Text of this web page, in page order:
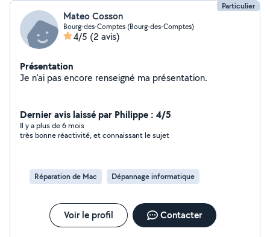
Particulier
Mateo Cosson
Bourg-des-Comptes (Bourg-des-Comptes)
4/5 (2 avis)
Présentation
Je n'ai pas encore renseigné ma présentation.
Dernier avis laissé par Philippe : 4/5
Il y a plus de 6 mois
très bonne réactivité, et connaissant le sujet
Réparation de Mac Dépannage informatique
Voir le profil Contacter